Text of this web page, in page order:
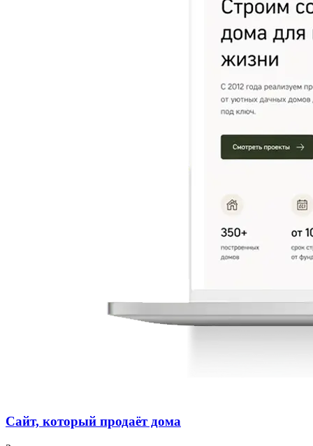
Сайт, который продаёт дома